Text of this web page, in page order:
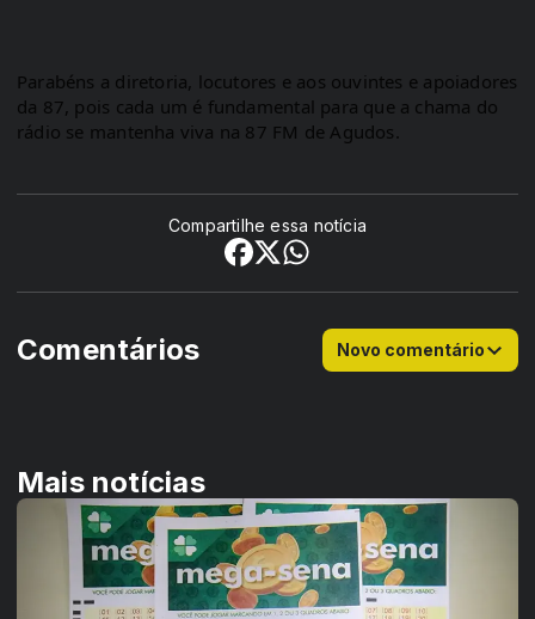
Parabéns a diretoria, locutores e aos ouvintes e apoiadores
da 87, pois cada um é fundamental para que a chama do
rádio se mantenha viva na 87 FM de Agudos.
Compartilhe essa notícia
Comentários Novo comentário
Mais notícias